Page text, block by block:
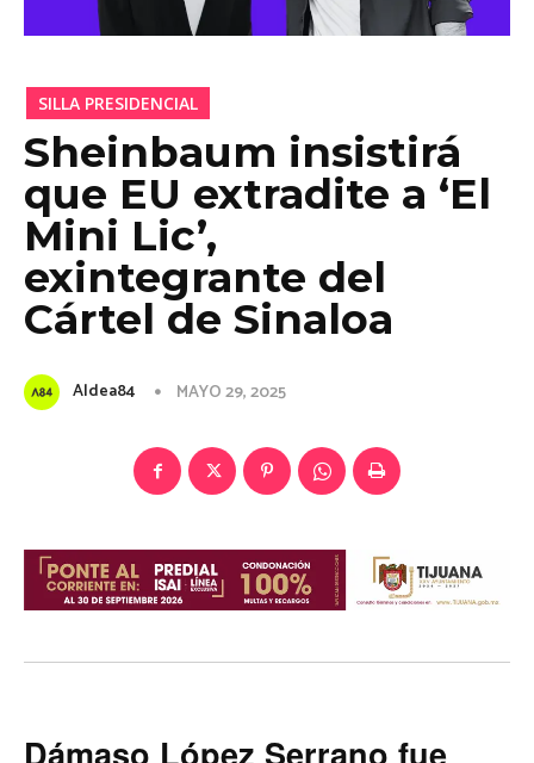
SILLA PRESIDENCIAL
Sheinbaum insistirá
que EU extradite a ‘El
Mini Lic’,
exintegrante del
Cártel de Sinaloa
Aldea84 MAYO 29, 2025
Dámaso López Serrano fue